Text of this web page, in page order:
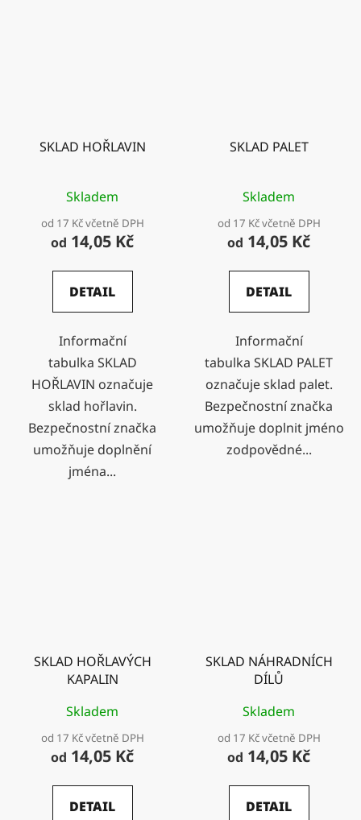
SKLAD HOŘLAVIN
Skladem
od 17 Kč včetně DPH
od 14,05 Kč
DETAIL
Informační
tabulka SKLAD
HOŘLAVIN označuje
sklad hořlavin.
Bezpečnostní značka
umožňuje doplnění
jména...
SKLAD PALET
Skladem
od 17 Kč včetně DPH
od 14,05 Kč
DETAIL
Informační
tabulka SKLAD PALET
označuje sklad palet.
Bezpečnostní značka
umožňuje doplnit jméno
zodpovědné...
SKLAD HOŘLAVÝCH
KAPALIN
Skladem
od 17 Kč včetně DPH
od 14,05 Kč
DETAIL
SKLAD NÁHRADNÍCH
DÍLŮ
Skladem
od 17 Kč včetně DPH
od 14,05 Kč
DETAIL